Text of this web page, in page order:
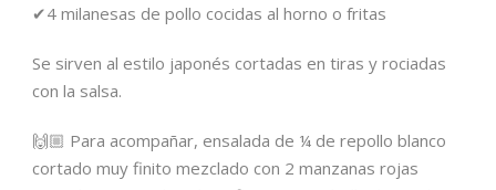
✔4 milanesas de pollo cocidas al horno o fritas
Se sirven al estilo japonés cortadas en tiras y rociadas
con la salsa.
🙌🏼 Para acompañar, ensalada de ¼ de repollo blanco
cortado muy finito mezclado con 2 manzanas rojas